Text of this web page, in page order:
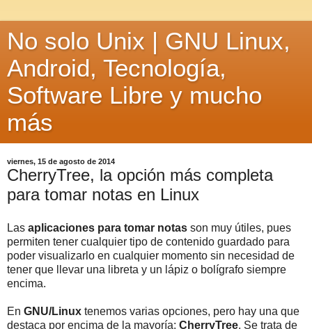
No solo Unix | GNU Linux,
Android, Tecnología,
Software Libre y mucho
más
viernes, 15 de agosto de 2014
CherryTree, la opción más completa
para tomar notas en Linux
Las aplicaciones para tomar notas son muy útiles, pues
permiten tener cualquier tipo de contenido guardado para
poder visualizarlo en cualquier momento sin necesidad de
tener que llevar una libreta y un lápiz o bolígrafo siempre
encima.
En GNU/Linux tenemos varias opciones, pero hay una que
destaca por encima de la mayoría: CherryTree. Se trata de